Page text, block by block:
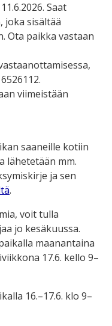
Saat
joka sisältää
Ota paikka vastaan
viimeistään
saaneille kotiin
lähetetään mm.
ja sen
.
voit tulla
jo kesäkuussa.
maanantaina
17.6. kello 9–
16.–17.6. klo 9–